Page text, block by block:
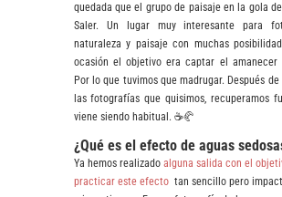
quedada que el grupo de paisaje en la gola
Saler. Un lugar muy interesante para
naturaleza y paisaje con muchas
ocasión el objetivo era captar el amanecer
Por lo que tuvimos que madrugar. Después
las fotografías que quisimos, recuperamos
viene siendo habitual. ☕🥐
¿Qué es el efecto de aguas
Ya hemos realizado alguna salida con el
practicar este efectotan sencillo pero